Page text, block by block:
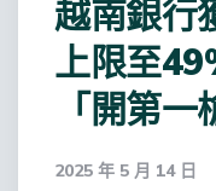
越南銀行
上限至
「開第一
2025 年 5 月 14 日